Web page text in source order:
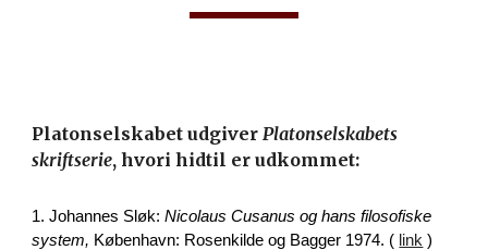
Platonselskabet udgiverPlatonselskabets
skriftserie, hvori hidtil er udkommet:
1. Johannes Sløk:Nicolaus Cusanus og hans filosofiske
system, København: Rosenkilde og Bagger 1974. ( link )